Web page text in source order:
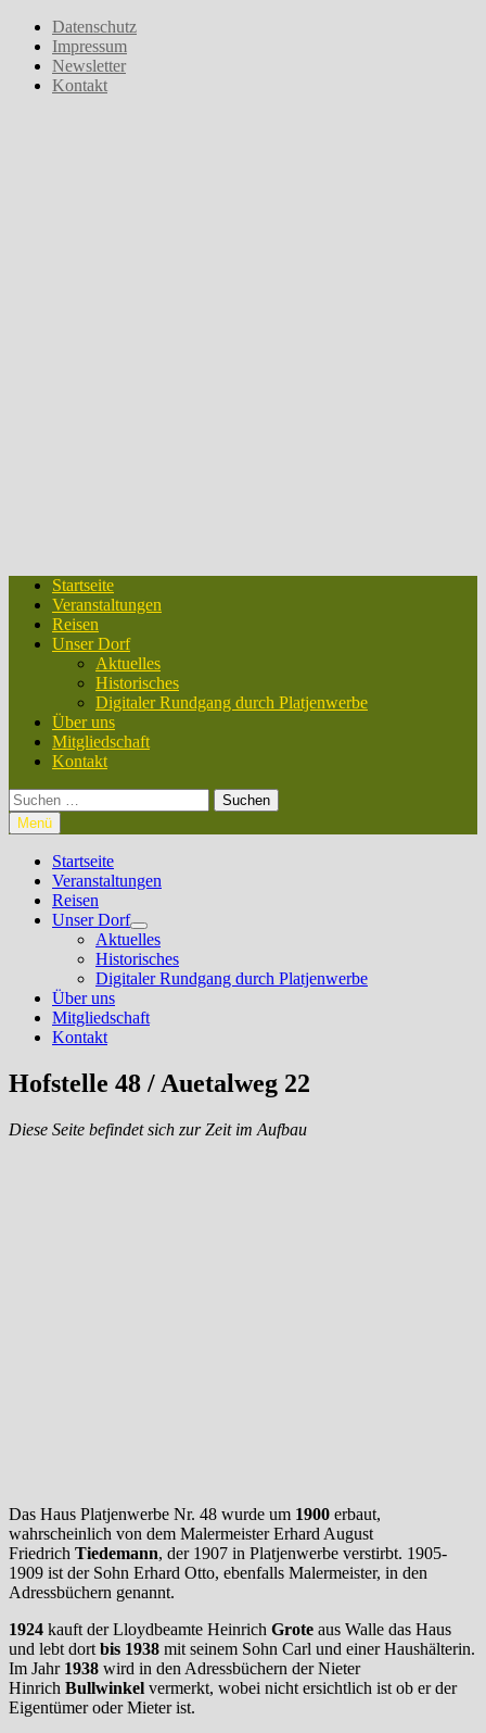
Zum
Inhalt
springen
Datenschutz
Impressum
Newsletter
Kontakt
Startseite
Veranstaltungen
Reisen
Unser Dorf
Aktuelles
Historisches
Digitaler Rundgang durch Platjenwerbe
Über uns
Mitgliedschaft
Kontakt
Suchen
nach:
Menü
Startseite
Veranstaltungen
Reisen
Unser Dorf
Untermenü
anzeigen
Aktuelles
Historisches
Digitaler Rundgang durch Platjenwerbe
Über uns
Mitgliedschaft
Kontakt
Hofstelle 48 / Auetalweg 22
Diese Seite befindet sich zur Zeit im Aufbau
Das Haus Platjenwerbe Nr. 48 wurde um 1900 erbaut,
wahrscheinlich von dem Malermeister Erhard August
Friedrich Tiedemann, der 1907 in Platjenwerbe verstirbt. 1905-
1909 ist der Sohn Erhard Otto, ebenfalls Malermeister, in den
Adressbüchern genannt.
1924 kauft der Lloydbeamte Heinrich Grote aus Walle das Haus
und lebt dort bis 1938 mit seinem Sohn Carl und einer Haushälterin.
Im Jahr 1938 wird in den Adressbüchern der Nieter
Hinrich Bullwinkel vermerkt, wobei nicht ersichtlich ist ob er der
Eigentümer oder Mieter ist.